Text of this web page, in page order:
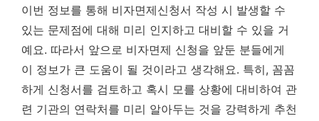
이번 정보를 통해 비자면제신청서 작성 시 발생할 수
있는 문제점에 대해 미리 인지하고 대비할 수 있을 거
예요. 따라서 앞으로 비자면제 신청을 앞둔 분들에게
이 정보가 큰 도움이 될 것이라고 생각해요. 특히, 꼼꼼
하게 신청서를 검토하고 혹시 모를 상황에 대비하여 관
련 기관의 연락처를 미리 알아두는 것을 강력하게 추천